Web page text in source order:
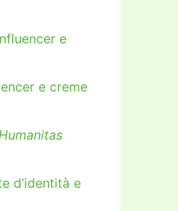
e
e creme
d’identità e